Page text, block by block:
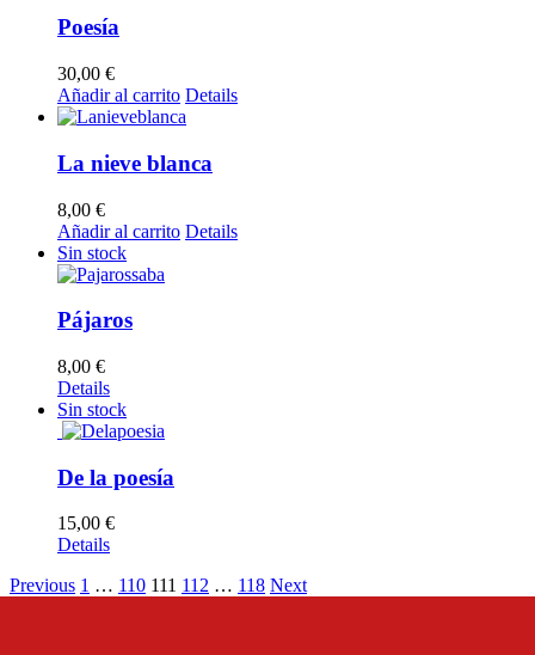
Poesía
30,00 €
Añadir al carrito Details
La nieve blanca
8,00 €
Añadir al carrito Details
Sin stock
Pájaros
8,00 €
Details
Sin stock
De la poesía
15,00 €
Details
Previous 1 … 110 111 112 … 118 Next